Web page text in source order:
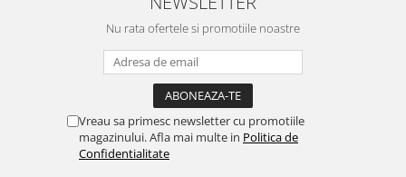
neplacere, in plus este tare
frumoasa, o ...
Nu rata ofertele si promotiile noastre
Vreau sa primesc newsletter cu promotiile
magazinului. Afla mai multe in Politica de
Confidentialitate